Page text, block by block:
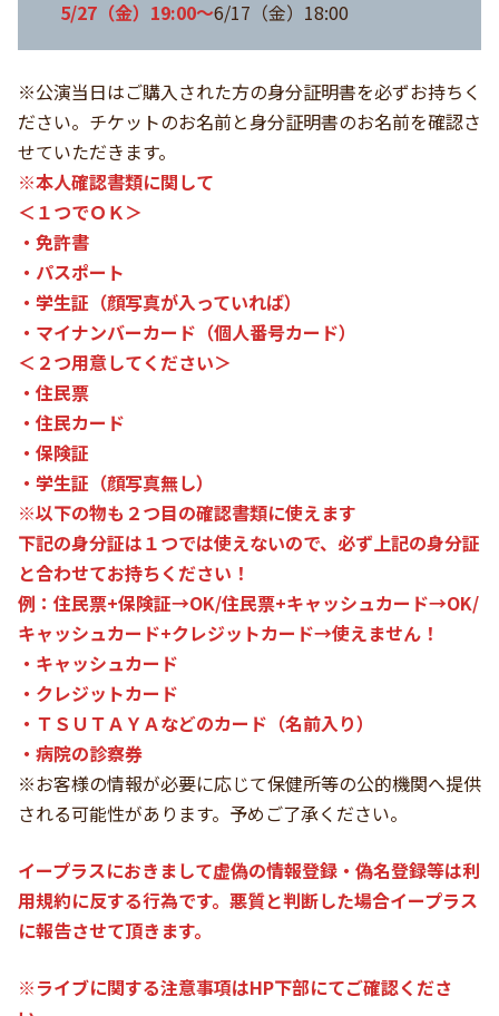
5/27（金）19:00～6/17（金）18:00
※公演当日はご購入された方の身分証明書を必ずお持ちく
ださい。チケットのお名前と身分証明書のお名前を確認さ
せていただきます。
※本人確認書類に関して
＜１つでＯＫ＞
・免許書
・パスポート
・学生証（顔写真が入っていれば）
・マイナンバーカード（個人番号カード）
＜２つ用意してください＞
・住民票
・住民カード
・保険証
・学生証（顔写真無し）
※以下の物も２つ目の確認書類に使えます
下記の身分証は１つでは使えないので、必ず上記の身分証
と合わせてお持ちください！
例：住民票+保険証→OK/住民票+キャッシュカード→OK/
キャッシュカード+クレジットカード→使えません！
・キャッシュカード
・クレジットカード
・ＴＳＵＴＡＹＡなどのカード（名前入り）
・病院の診察券
※お客様の情報が必要に応じて保健所等の公的機関へ提供
される可能性があります。予めご了承ください。
イープラスにおきまして虚偽の情報登録・偽名登録等は利
用規約に反する行為です。悪質と判断した場合イープラス
に報告させて頂きます。
※ライブに関する注意事項はHP下部にてご確認くださ